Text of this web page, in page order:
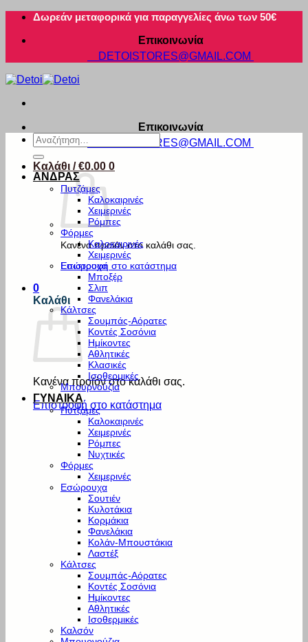
Μετάβαση
περιεχόμενο
Δωρεάν μεταφορικά για παραγγελίες άνω των 50€
Επικοινωνία
DETOISTORES@GMAIL.COM
Επικοινωνία
DETOISTORES@GMAIL.COM
Καλάθι /€0.00 0
Κανένα προϊόν στο καλάθι σας.
Επιστροφή στο κατάστημα
0
Καλάθι
Κανένα προϊόν στο καλάθι σας.
Επιστροφή στο κατάστημα
Αναζήτηση
για:
ΑΝΔΡΑΣ
Πυτζάμες
Καλοκαιρινές
Χειμερινές
Ρόμπες
Φόρμες
Καλοκαιρινές
Χειμερινές
Εσώρουχα
Μποξέρ
Σλιπ
Φανελάκια
Κάλτσες
Σουμπάς-Αόρατες
Κοντές Σοσόνια
Ημίκοντες
Αθλητικές
Κλασικές
Ισοθερμικές
Μπουρνούζια
ΓΥΝΑΙΚΑ
Πυτζάμες
Καλοκαιρινές
Χειμερινές
Ρόμπες
Νυχτικές
Φόρμες
Χειμερινές
Εσώρουχα
Σουτιέν
Κυλοτάκια
Κορμάκια
Φανελάκια
Κολάν-Μπουστάκια
Λαστέξ
Κάλτσες
Σουμπάς-Αόρατες
Κοντές Σοσόνια
Ημίκοντες
Αθλητικές
Ισοθερμικές
Καλσόν